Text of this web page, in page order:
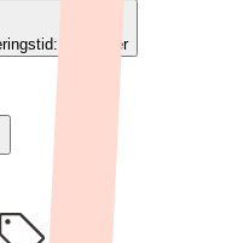
8-12 uker